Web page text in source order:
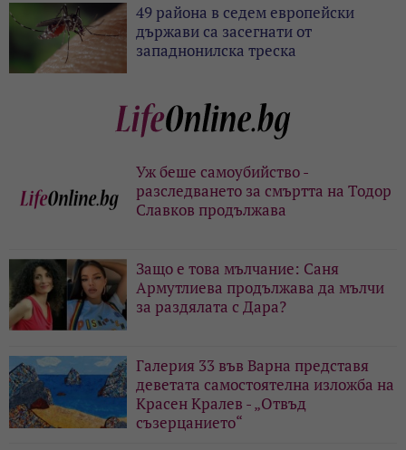
49 района в седем европейски
държави са засегнати от
западнонилска треска
Уж беше самоубийство -
разследването за смъртта на Тодор
Славков продължава
Защо е това мълчание: Саня
Армутлиева продължава да мълчи
за раздялата с Дара?
Галерия 33 във Варна представя
деветата самостоятелна изложба на
Красен Кралев - „Отвъд
съзерцанието“